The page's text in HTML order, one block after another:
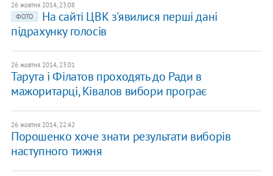
26 жовтня 2014, 23:08
ФОТО
На сайті ЦВК з'явилися перші дані
підрахунку голосів
26 жовтня 2014, 23:01
Тарута і Філатов проходять до Ради в
мажоритарці, Ківалов вибори програє
26 жовтня 2014, 22:42
Порошенко хоче знати результати виборів
наступного тижня